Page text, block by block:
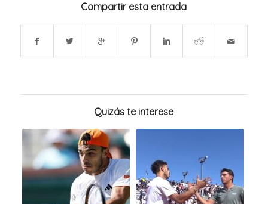
Compartir esta entrada
Quizás te interese